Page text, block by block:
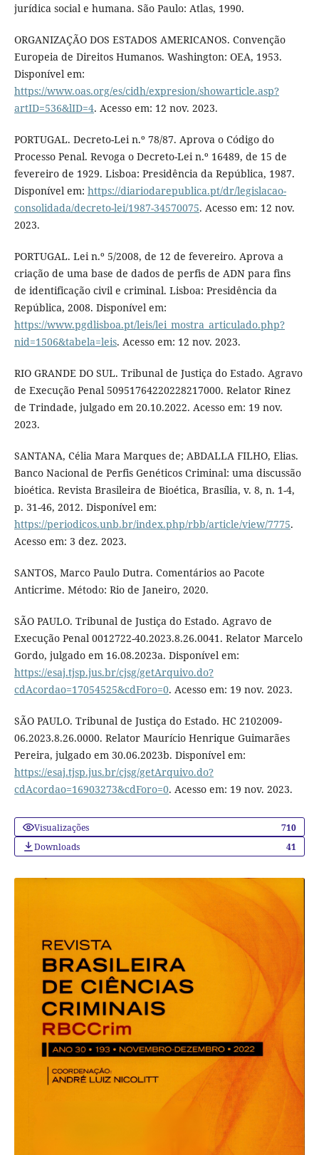
jurídica social e humana. São Paulo: Atlas, 1990.
ORGANIZAÇÃO DOS ESTADOS AMERICANOS. Convenção
Europeia de Direitos Humanos. Washington: OEA, 1953.
Disponível em:
https://www.oas.org/es/cidh/expresion/showarticle.asp?
artID=536&lID=4. Acesso em: 12 nov. 2023.
PORTUGAL. Decreto-Lei n.º 78/87. Aprova o Código do
Processo Penal. Revoga o Decreto-Lei n.º 16489, de 15 de
fevereiro de 1929. Lisboa: Presidência da República, 1987.
Disponível em: https://diariodarepublica.pt/dr/legislacao-
consolidada/decreto-lei/1987-34570075. Acesso em: 12 nov.
2023.
PORTUGAL. Lei n.º 5/2008, de 12 de fevereiro. Aprova a
criação de uma base de dados de perfis de ADN para fins
de identificação civil e criminal. Lisboa: Presidência da
República, 2008. Disponível em:
https://www.pgdlisboa.pt/leis/lei_mostra_articulado.php?
nid=1506&tabela=leis. Acesso em: 12 nov. 2023.
RIO GRANDE DO SUL. Tribunal de Justiça do Estado. Agravo
de Execução Penal 50951764220228217000. Relator Rinez
de Trindade, julgado em 20.10.2022. Acesso em: 19 nov.
2023.
SANTANA, Célia Mara Marques de; ABDALLA FILHO, Elias.
Banco Nacional de Perfis Genéticos Criminal: uma discussão
bioética. Revista Brasileira de Bioética, Brasília, v. 8, n. 1-4,
p. 31-46, 2012. Disponível em:
https://periodicos.unb.br/index.php/rbb/article/view/7775.
Acesso em: 3 dez. 2023.
SANTOS, Marco Paulo Dutra. Comentários ao Pacote
Anticrime. Método: Rio de Janeiro, 2020.
SÃO PAULO. Tribunal de Justiça do Estado. Agravo de
Execução Penal 0012722-40.2023.8.26.0041. Relator Marcelo
Gordo, julgado em 16.08.2023a. Disponível em:
https://esaj.tjsp.jus.br/cjsg/getArquivo.do?
cdAcordao=17054525&cdForo=0. Acesso em: 19 nov. 2023.
SÃO PAULO. Tribunal de Justiça do Estado. HC 2102009-
06.2023.8.26.0000. Relator Maurício Henrique Guimarães
Pereira, julgado em 30.06.2023b. Disponível em:
https://esaj.tjsp.jus.br/cjsg/getArquivo.do?
cdAcordao=16903273&cdForo=0. Acesso em: 19 nov. 2023.
Visualizações
710
Downloads
41